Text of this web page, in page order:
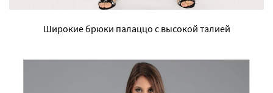
Широкие брюки палаццо с высокой талией